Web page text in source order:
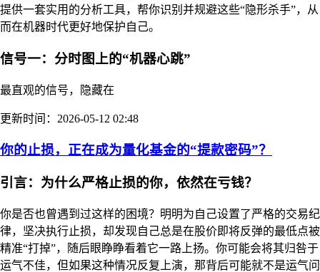
提供一套实用的分析工具，帮你识别并规避这些“隐形杀手”，从
而在机器时代更好地保护自己。
信号一：分时图上的“机器心跳”
最直观的信号，隐藏在
更新时间：2026-05-12 02:48
你的止损，正在成为量化基金的“提款密码”？
引言：为什么严格止损的你，依然在亏钱？
你是否也曾遇到过这样的困境？明明为自己设置了严格的交易纪
律，坚决执行止损，却发现自己总是在股价即将反弹的最低点被
精准“打掉”，随后眼睁睁看着它一路上扬。你可能会将其归咎于
运气不佳，但如果这种情况反复上演，那背后可能就不是运气问